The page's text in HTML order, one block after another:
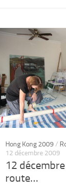
Hong Kong 2009 /
12 décembre 2009
12
route…